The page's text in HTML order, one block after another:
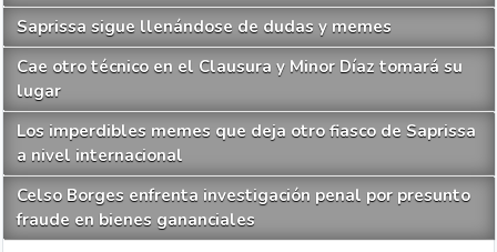
Saprissa sigue llenándose de dudas y memes
Cae otro técnico en el Clausura y Minor Díaz tomará su
lugar
Los imperdibles memes que deja otro fiasco de Saprissa
a nivel internacional
Celso Borges enfrenta investigación penal por presunto
fraude en bienes gananciales